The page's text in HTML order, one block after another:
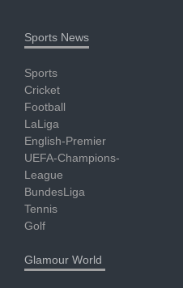
Sports News
Sports
Cricket
Football
LaLiga
English-Premier
UEFA-Champions-
League
BundesLiga
Tennis
Golf
Glamour World